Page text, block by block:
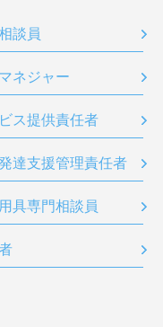
談員
ネジャー
ス提供責任者
達支援管理責任者
具専門相談員